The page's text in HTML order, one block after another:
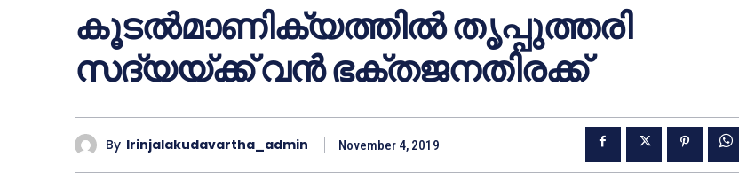
കൂടല്‍മാണിക്യത്തില്‍ തൃപ്പുത്തരി
സദ്യയ്ക്ക് വന്‍ ഭക്തജനതിരക്ക്
By Irinjalakudavartha_admin November 4, 2019